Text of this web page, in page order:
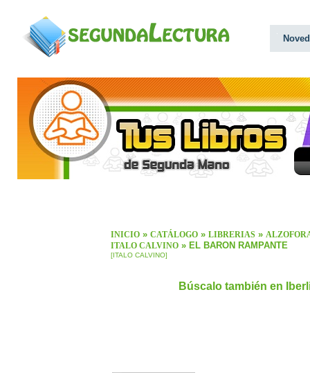
INICIO » CATÁLOGO » LIBRERIAS »
ITALO CALVINO » EL BARON RAMPANTE
[ITALO CALVINO]
Búscalo también en